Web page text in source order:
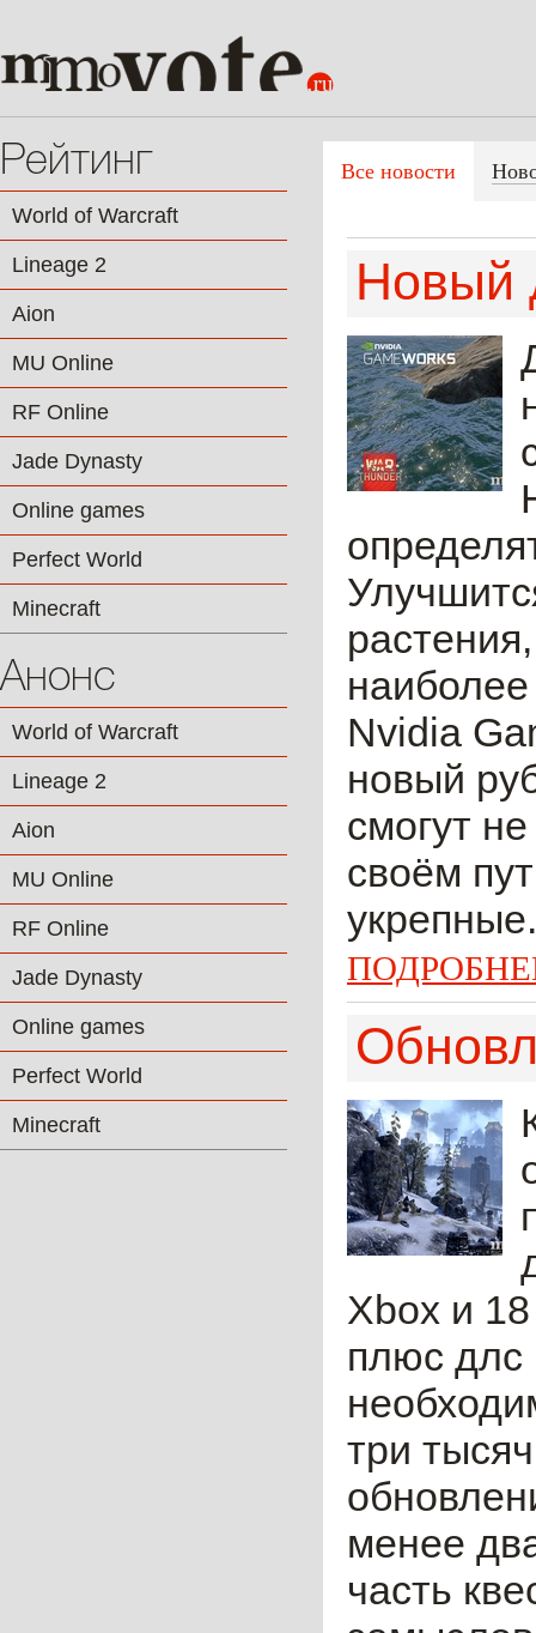
Рейтинг
World of Warcraft
Lineage 2
Aion
MU Online
RF Online
Jade Dynasty
Online games
Perfect World
Minecraft
Анонс
World of Warcraft
Lineage 2
Aion
MU Online
RF Online
Jade Dynasty
Online games
Perfect World
Minecraft
Все новости
Новый
Nvidia
новый
смогут
своём
Xbox и
плюс длс
три
менее
часть